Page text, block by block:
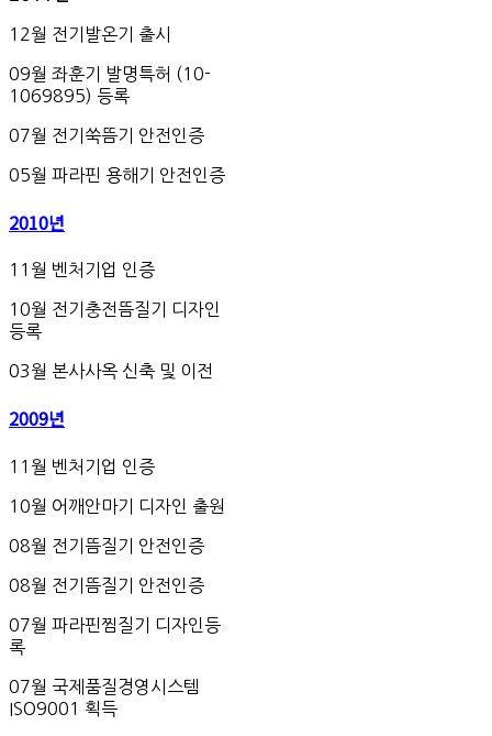
12월 전기발온기 출시
09월 좌훈기 발명특허 (10-
1069895) 등록
07월 전기쑥뜸기 안전인증
05월 파라핀 용해기 안전인증
2010년
11월 벤처기업 인증
10월 전기충전뜸질기 디자인
등록
03월 본사사옥 신축 및 이전
2009년
11월 벤처기업 인증
10월 어깨안마기 디자인 출원
08월 전기뜸질기 안전인증
08월 전기뜸질기 안전인증
07월 파라핀찜질기 디자인등
록
07월 국제품질경영시스템
ISO9001 획득